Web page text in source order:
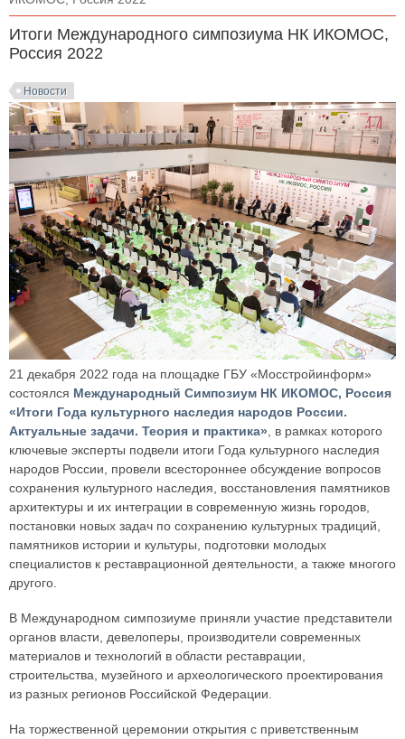
Итоги Международного симпозиума НК ИКОМОС,
Россия 2022
Новости
21 декабря 2022 года на площадке ГБУ «Мосстройинформ»
состоялся Международный Симпозиум НК ИКОМОС, Россия
«Итоги Года культурного наследия народов России.
Актуальные задачи. Теория и практика» , в рамках которого
ключевые эксперты подвели итоги Года культурного наследия
народов России, провели всестороннее обсуждение вопросов
сохранения культурного наследия, восстановления памятников
архитектуры и их интеграции в современную жизнь городов,
постановки новых задач по сохранению культурных традиций,
памятников истории и культуры, подготовки молодых
специалистов к реставрационной деятельности, а также многого
другого.
В Международном симпозиуме приняли участие представители
органов власти, девелоперы, производители современных
материалов и технологий в области реставрации,
строительства, музейного и археологического проектирования
из разных регионов Российской Федерации.
На торжественной церемонии открытия с приветственным